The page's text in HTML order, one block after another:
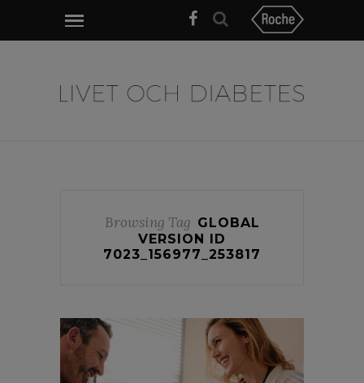
Browsing Tag GLOBAL
VERSION ID
7023_156977_253817